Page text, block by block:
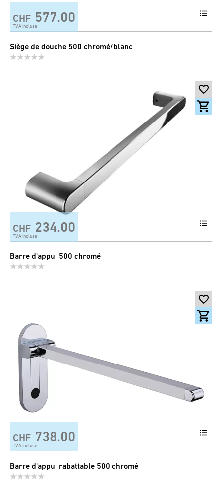
CHF 577.00
TVA incluse
Siège de douche 500 chromé/blanc
CHF 234.00
TVA incluse
Barre d'appui 500 chromé
CHF 738.00
TVA incluse
Barre d'appui rabattable 500 chromé